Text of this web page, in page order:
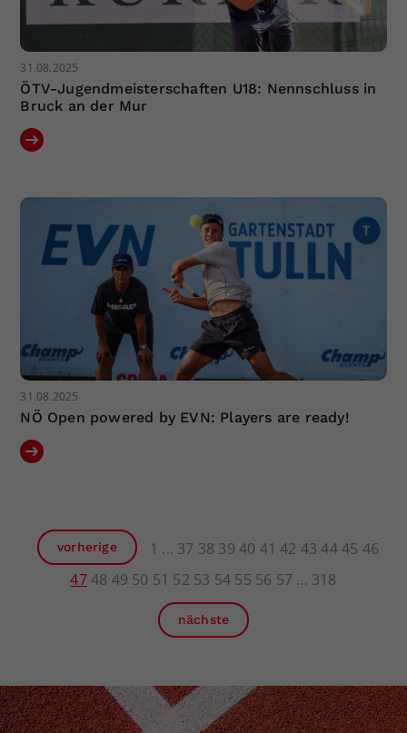
31.08.2025
ÖTV-Jugendmeisterschaften U18: Nennschluss in
Bruck an der Mur
31.08.2025
NÖ Open powered by EVN: Players are ready!
vorherige 1 37 38 39 40 41 42 43 4445 46
4748 49 50 51 52 53 54 55 56 57 318
nächste